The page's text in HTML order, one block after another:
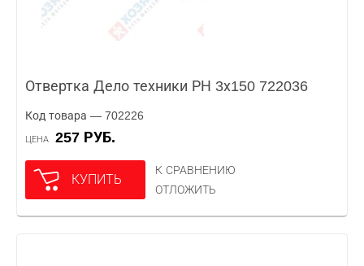
Отвертка Дело техники РН 3х150 722036
Код товара — 702226
ЦЕНА 257 РУБ.
КУПИТЬ
К СРАВНЕНИЮ
ОТЛОЖИТЬ